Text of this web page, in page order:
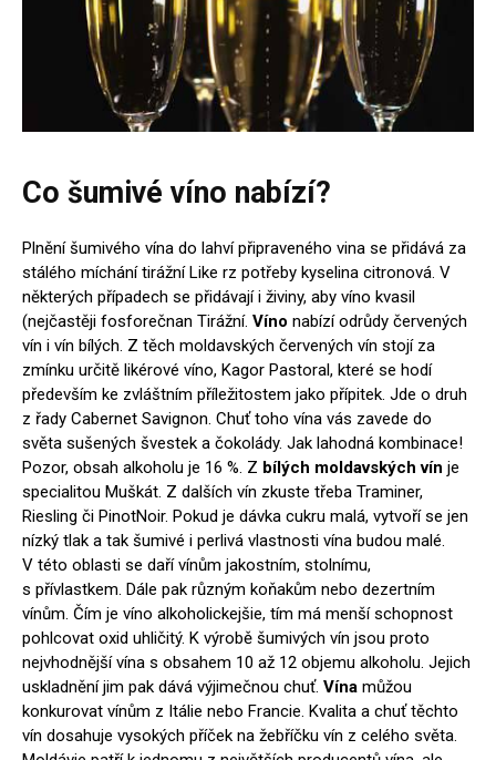
Co šumivé víno nabízí?
Plnění šumivého vína do lahví připraveného vina se přidává za
stálého míchání tirážní Like rz potřeby kyselina citronová. V
některých případech se přidávají i živiny, aby víno kvasil
(nejčastěji fosforečnan Tirážní. Víno nabízí odrůdy červených
vín i vín bílých. Z těch moldavských červených vín stojí za
zmínku určitě likérové víno, Kagor Pastoral, které se hodí
především ke zvláštním příležitostem jako přípitek. Jde o druh
z řady Cabernet Savignon. Chuť toho vína vás zavede do
světa sušených švestek a čokolády. Jak lahodná kombinace!
Pozor, obsah alkoholu je 16 %. Z bílých moldavských vín je
specialitou Muškát. Z dalších vín zkuste třeba Traminer,
Riesling či PinotNoir. Pokud je dávka cukru malá, vytvoří se jen
nízký tlak a tak šumivé i perlivá vlastnosti vína budou malé.
V této oblasti se daří vínům jakostním, stolnímu,
s přívlastkem. Dále pak různým koňakům nebo dezertním
vínům. Čím je víno alkoholickejšie, tím má menší schopnost
pohlcovat oxid uhličitý. K výrobě šumivých vín jsou proto
nejvhodnější vína s obsahem 10 až 12 objemu alkoholu. Jejich
uskladnění jim pak dává výjimečnou chuť. Vína můžou
konkurovat vínům z Itálie nebo Francie. Kvalita a chuť těchto
vín dosahuje vysokých příček na žebříčku vín z celého světa.